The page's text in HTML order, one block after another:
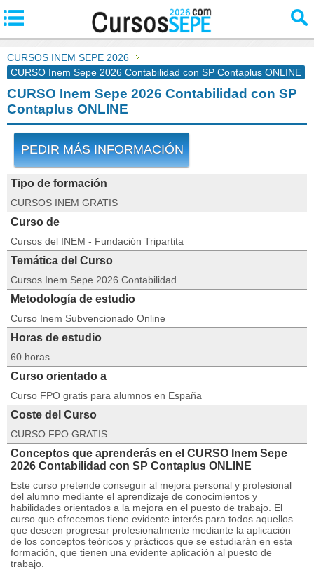
CURSOS INEM SEPE 2026
CURSO Inem Sepe 2026 Contabilidad con SP Contaplus ONLINE
CURSO Inem Sepe 2026 Contabilidad con SP
Contaplus ONLINE
PEDIR MÁS INFORMACIÓN
Tipo de formación
CURSOS INEM GRATIS
Curso de
Cursos del INEM - Fundación Tripartita
Temática del Curso
Cursos Inem Sepe 2026 Contabilidad
Metodología de estudio
Curso Inem Subvencionado Online
Horas de estudio
60 horas
Curso orientado a
Curso FPO gratis para alumnos en España
Coste del Curso
CURSO FPO GRATIS
Conceptos que aprenderás en el CURSO Inem Sepe
2026 Contabilidad con SP Contaplus ONLINE
Este curso pretende conseguir al mejora personal y profesional
del alumno mediante el aprendizaje de conocimientos y
habilidades orientados a la mejora en el puesto de trabajo. El
curso que ofrecemos tiene evidente interés para todos aquellos
que deseen progresar profesionalmente mediante la aplicación
de los conceptos teóricos y prácticos que se estudiarán en esta
formación, que tienen una evidente aplicación al puesto de
trabajo.